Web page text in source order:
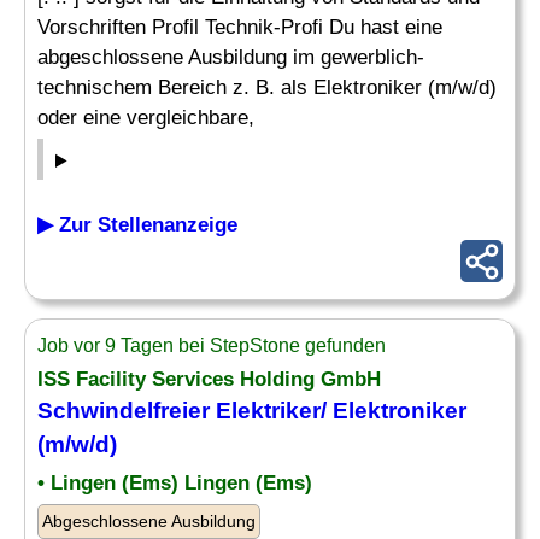
Vorschriften Profil Technik-Profi Du hast eine
abgeschlossene Ausbildung im gewerblich-
technischem Bereich z. B. als Elektroniker (m/w/d)
oder eine vergleichbare,
▶ Zur Stellenanzeige
Job vor 9 Tagen bei StepStone gefunden
ISS Facility Services Holding GmbH
Schwindelfreier Elektriker/ Elektroniker
(m/w/d)
• Lingen (Ems) Lingen (Ems)
Abgeschlossene Ausbildung